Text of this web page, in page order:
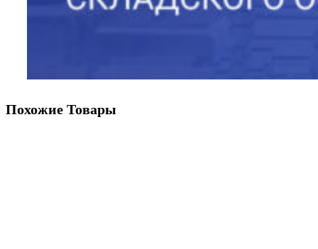
Похожие Товары